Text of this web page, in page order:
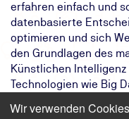
erfahren einfach und
datenbasierte
optimieren und sich
den Grundlagen des
Künstlichen
Technologien wie Big
entwickeln Sie
Wir verwenden